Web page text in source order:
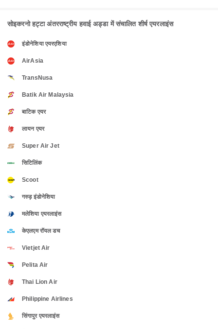
सोइकरनो हट्टा अंतरराष्ट्रीय हवाई अड्डा में संचालित शीर्ष एयरलाइंस
इंडोनेशिया एयरएशिया
AirAsia
TransNusa
Batik Air Malaysia
बाटिक एयर
लायन एयर
Super Air Jet
सिटिलिंक
Scoot
गरुड़ इंडोनेशिया
मलेशिया एयरलाइंस
केएलएम रॉयल डच
Vietjet Air
Pelita Air
Thai Lion Air
Philippine Airlines
सिंगापुर एयरलाइंस